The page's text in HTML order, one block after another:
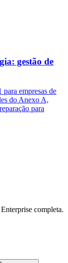
gestão de
empresas de
do Anexo A,
para
completa.